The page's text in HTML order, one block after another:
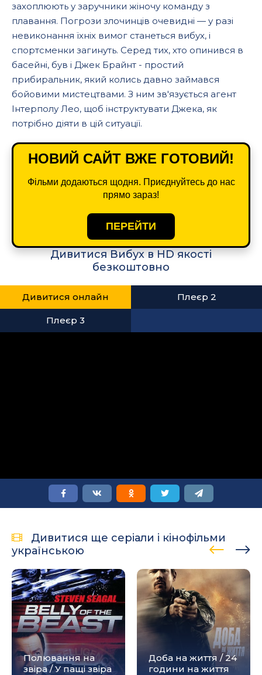
захоплюють у заручники жіночу команду з
плавання. Погрози злочинців очевидні — у разі
невиконання їхніх вимог станеться вибух, і
спортсменки загинуть. Серед тих, хто опинився в
басейні, був і Джек Брайнт - простий
прибиральник, який колись давно займався
бойовими мистецтвами. З ним зв'язується агент
Інтерполу Лео, щоб інструктувати Джека, як
потрібно діяти в цій ситуації.
НОВИЙ САЙТ ВЖЕ ГОТОВИЙ!
Фільми додаються щодня. Приєднуйтесь до нас
прямо зараз!
ПЕРЕЙТИ
Дивитися Вибух в HD якості
безкоштовно
Дивитися онлайн Плеєр 2
Плеєр 3
Дивитися ще серіали і кінофільми
українською
Полювання на
звіра / У пащі звіра
Доба на життя / 24
години на життя